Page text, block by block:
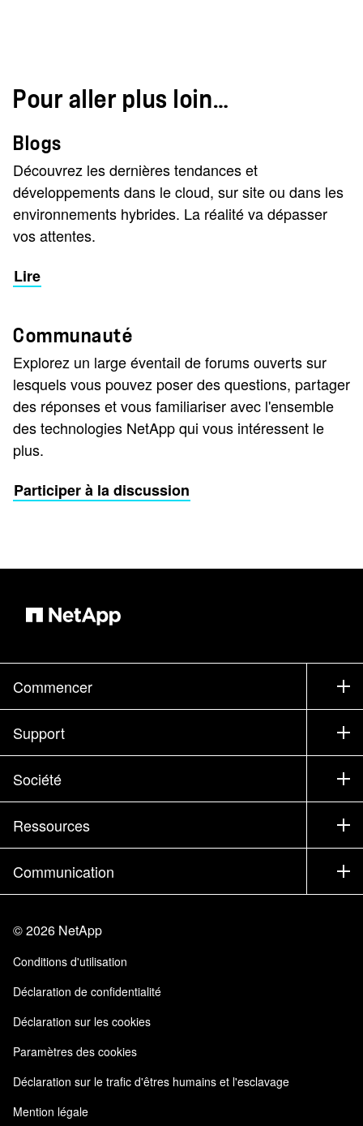
Pour aller plus loin…
Blogs
Découvrez les dernières tendances et
développements dans le cloud, sur site ou dans les
environnements hybrides. La réalité va dépasser
vos attentes.
Lire
Communauté
Explorez un large éventail de forums ouverts sur
lesquels vous pouvez poser des questions, partager
des réponses et vous familiariser avec l'ensemble
des technologies NetApp qui vous intéressent le
plus.
Participer à la discussion
Commencer
Comment acheter
Service commercial
Trouver un partenaire
Executive Briefing
Produits A-Z
Support
Support
Formation
Documentation
Communauté
Apprendre
Société
Société
Partenaires
Emplois
Trust Center
Responsabilité & durabilité
Certifications de la qualité
NetApp Instaclustr
Ressources
Newsroom
Événements
Blog
Expérience client
Témoignages clients
Communication
Commentaires sur le site
Accessibilité
Mes abonnements
©2026 NetApp
Conditions d'utilisation
Déclaration de confidentialité
Déclaration sur les cookies
Paramètres des cookies
Déclaration sur le trafic d'êtres humains et l'esclavage
Mention légale